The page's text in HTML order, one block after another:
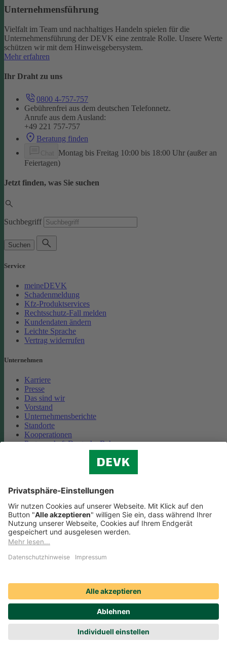
Unternehmensführung
Vielfalt im Team und nachhaltiges Handeln spielen für die
Unternehmensführung der DEVK eine zentrale Rolle. Unsere Werte
schützen wir mit dem Hinweisgebersystem.
Mehr erfahren
Ihr Draht zu uns
0800 4-757-757
Gebührenfrei aus dem deutschen Telefonnetz.
Anrufe aus dem Ausland:
+49 221 757-757
Beratung finden
Montag bis Freitag 10:00 bis 18:00 Uhr (außer an
Feiertagen)
Jetzt finden, was Sie suchen
Suchbegriff
Suchen
Service
meineDEVK
Schadenmeldung
Kfz-Produktservices
Rechtsschutz-Fall melden
Kundendaten ändern
Leichte Sprache
Vertrag widerrufen
Unternehmen
Karriere
Presse
Das sind wir
Vorstand
Unternehmensberichte
Standorte
Kooperationen
Partnerschaft Deutsche Bahn
Cookie-Einstellungen
Datenschutz
Impressum
Streitbeilegung
Nutzungshinweise
Compliance
Social Media Icons sowie Verlinkungen, die mit
sind, führen auf externe Seiten. Die DEVK ist für die dortigen
Nutzungsbedingungen und Datenschutzbestimmungen nicht
verantwortlich. Mehr dazu erfahren Sie unter